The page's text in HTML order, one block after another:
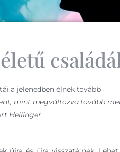
a jelenedben élnek tovább
mint megváltozva tovább
Hellinger